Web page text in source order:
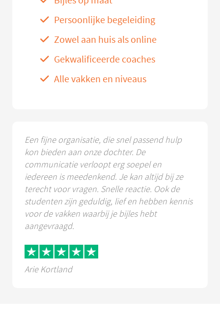
Persoonlijke begeleiding
Zowel aan huis als online
Gekwalificeerde coaches
Alle vakken en niveaus
Een fijne organisatie, die snel passend hulp
kon bieden aan onze dochter. De
communicatie verloopt erg soepel en
iedereen is meedenkend. Je kan altijd bij ze
terecht voor vragen. Snelle reactie. Ook de
studenten zijn geduldig, lief en hebben kennis
voor de vakken waarbij je bijles hebt
aangevraagd.
Arie Kortland